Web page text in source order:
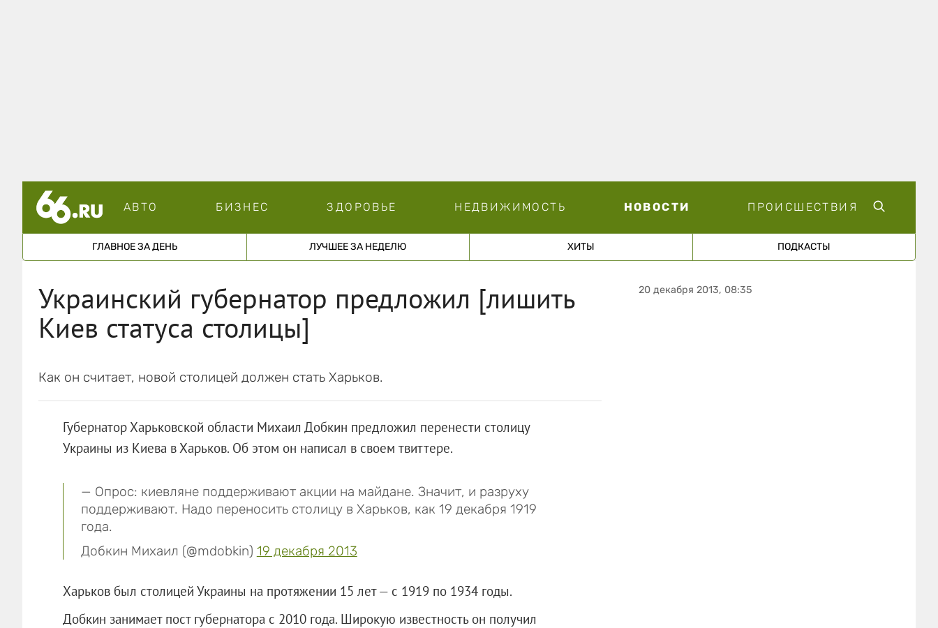
АВТО БИЗНЕС ЗДОРОВЬЕ НЕДВИЖИМОСТЬ НОВОСТИ ПРОИСШЕСТВИЯ
ГЛАВНОЕ ЗА ДЕНЬ ЛУЧШЕЕ ЗА НЕДЕЛЮ ХИТЫ ПОДКАСТЫ
Украинский губернатор предложил [лишить
Киев статуса столицы]
Как он считает, новой столицей должен стать Харьков.
Губернатор Харьковской области Михаил Добкин предложил перенести столицу
Украины из Киева в Харьков. Об этом он написал в своем твиттере.
— Опрос: киевляне поддерживают акции на майдане. Значит, и разруху
поддерживают. Надо переносить столицу в Харьков, как 19 декабря 1919
года.
Добкин Михаил (@mdobkin) 19 декабря 2013
Харьков был столицей Украины на протяжении 15 лет — с 1919 по 1934 годы.
Добкин занимает пост губернатора с 2010 года. Широкую известность он получил
20 декабря 2013, 08:35